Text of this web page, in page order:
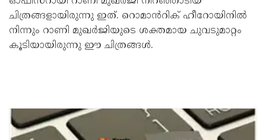
ചിത്രങ്ങളായിരുന്നു ഇത്. റൊമാൻറിക് ഹീറോയിനിൽ
നിന്നും റാണി മുഖർജിയുടെ ശക്തമായ ചുവടുമാറ്റം
കൂടിയായിരുന്നു ഈ ചിത്രങ്ങൾ.